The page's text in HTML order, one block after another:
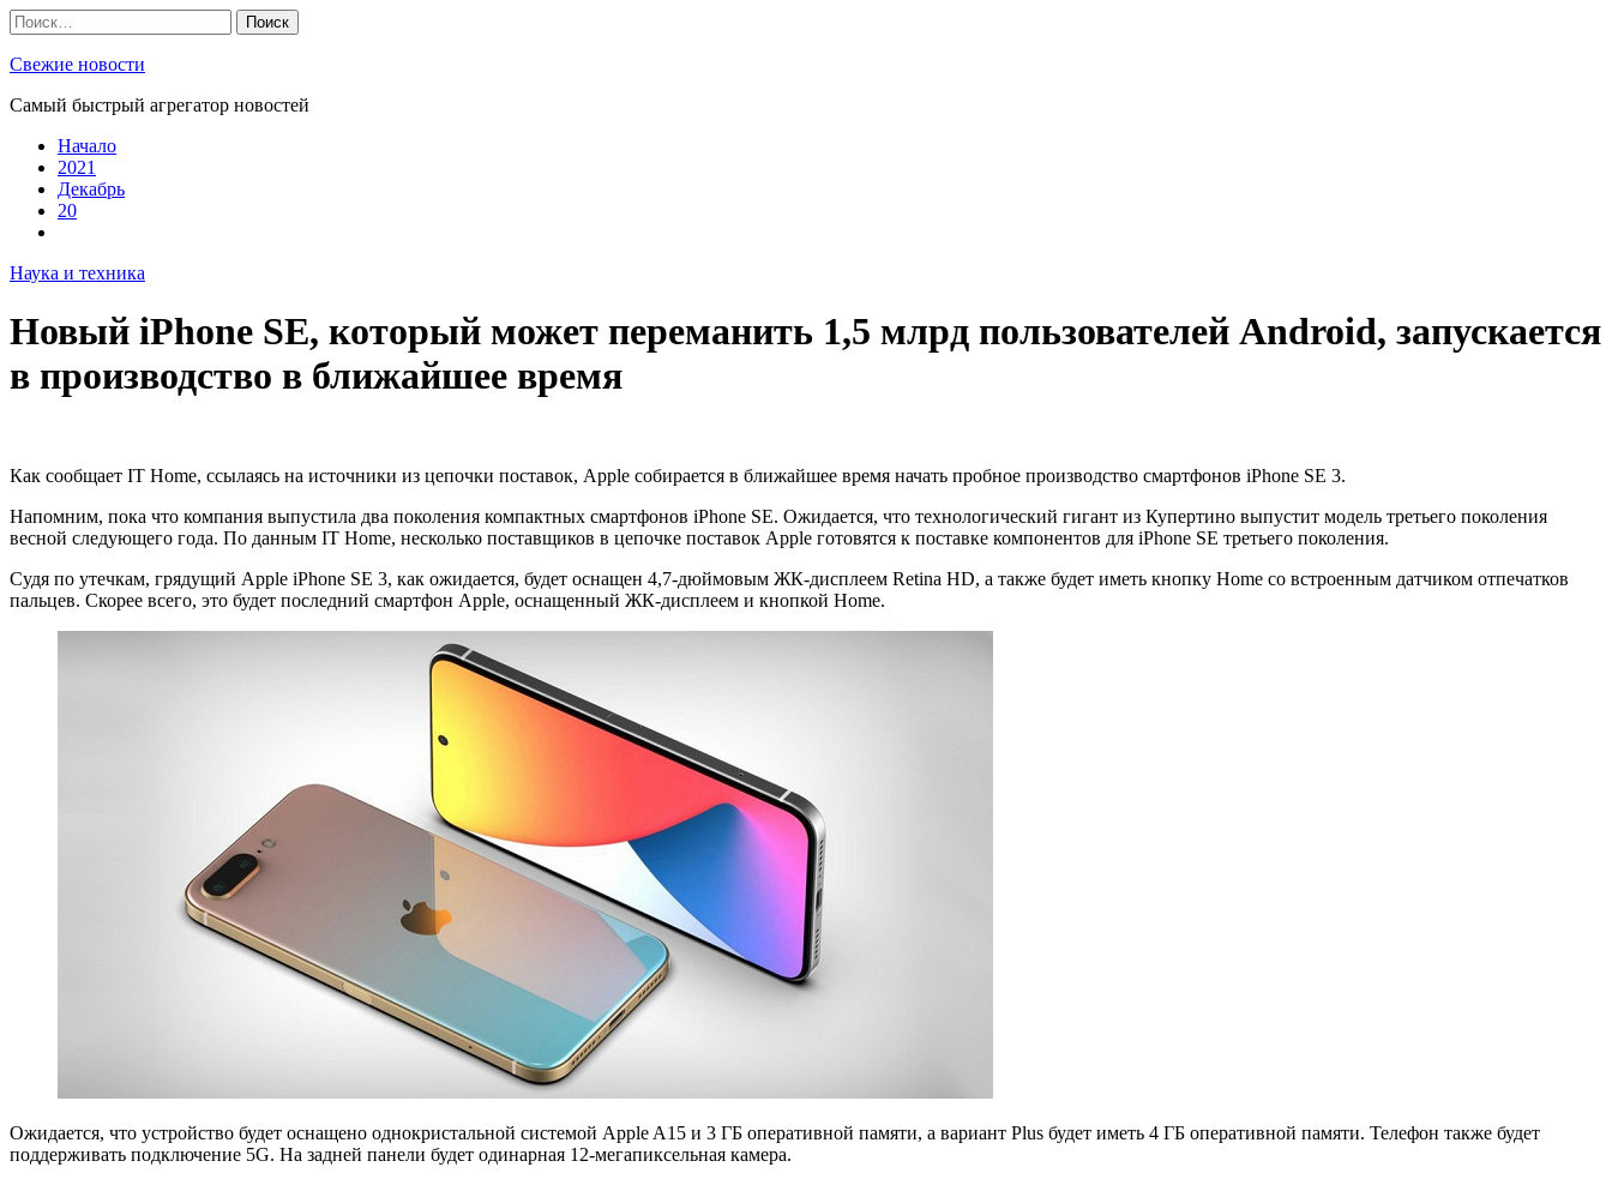
Skip
to
content
Найти:
Свежие новости
Самый быстрый агрегатор новостей
Начало
2021
Декабрь
20
Наука и техника
Новый iPhone SE, который может переманить 1,5 млрд пользователей Android, запускается
в производство в ближайшее время
Как сообщает IT Home, ссылаясь на источники из цепочки поставок, Apple собирается в ближайшее время начать пробное производство смартфонов iPhone SE 3.
Напомним, пока что компания выпустила два поколения компактных смартфонов iPhone SE. Ожидается, что технологический гигант из Купертино выпустит модель третьего поколения
весной следующего года. По данным IT Home, несколько поставщиков в цепочке поставок Apple готовятся к поставке компонентов для iPhone SE третьего поколения.
Судя по утечкам, грядущий Apple iPhone SE 3, как ожидается, будет оснащен 4,7-дюймовым ЖК-дисплеем Retina HD, а также будет иметь кнопку Home со встроенным датчиком отпечатков
пальцев. Скорее всего, это будет последний смартфон Apple, оснащенный ЖК-дисплеем и кнопкой Home.
Ожидается, что устройство будет оснащено однокристальной системой Apple A15 и 3 ГБ оперативной памяти, а вариант Plus будет иметь 4 ГБ оперативной памяти. Телефон также будет
поддерживать подключение 5G. На задней панели будет одинарная 12-мегапиксельная камера.